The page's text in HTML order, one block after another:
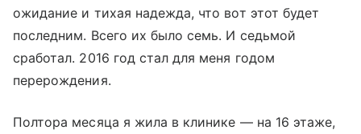
ожидание и тихая надежда, что вот этот будет
последним. Всего их было семь. И седьмой
сработал. 2016 год стал для меня годом
перерождения.
Полтора месяца я жила в клинике — на 16 этаже,